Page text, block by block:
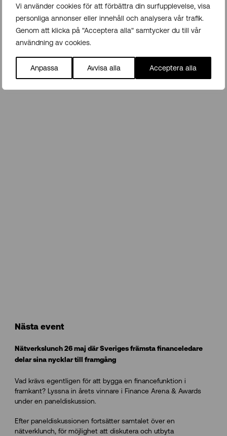
Vi använder cookies för att förbättra din surfupplevelse, visa
personliga annonser eller innehåll och analysera vår trafik.
Genom att klicka på "Acceptera alla" samtycker du till vår
användning av cookies.
Anpassa Avvisa alla Acceptera alla
Ansökningar granskas löpande. Urvalet baseras på rollens
omfattning, organisatoriskt och finansiellt ansvar samt
helheten i gruppens sammansättning.
För frågor maila:
caroline.wettermark@gazella.se
Nästa event
Nätverkslunch 26 maj där Sveriges främsta financeledare
delar sina nycklar till framgång
Vad krävs egentligen för att bygga en financefunktion i
framkant? Lyssna in årets vinnare i Finance Arena & Awards
under en paneldiskussion.
Efter paneldiskussionen fortsätter samtalet över en
nätverklunch, för möjlighet att diskutera och utbyta